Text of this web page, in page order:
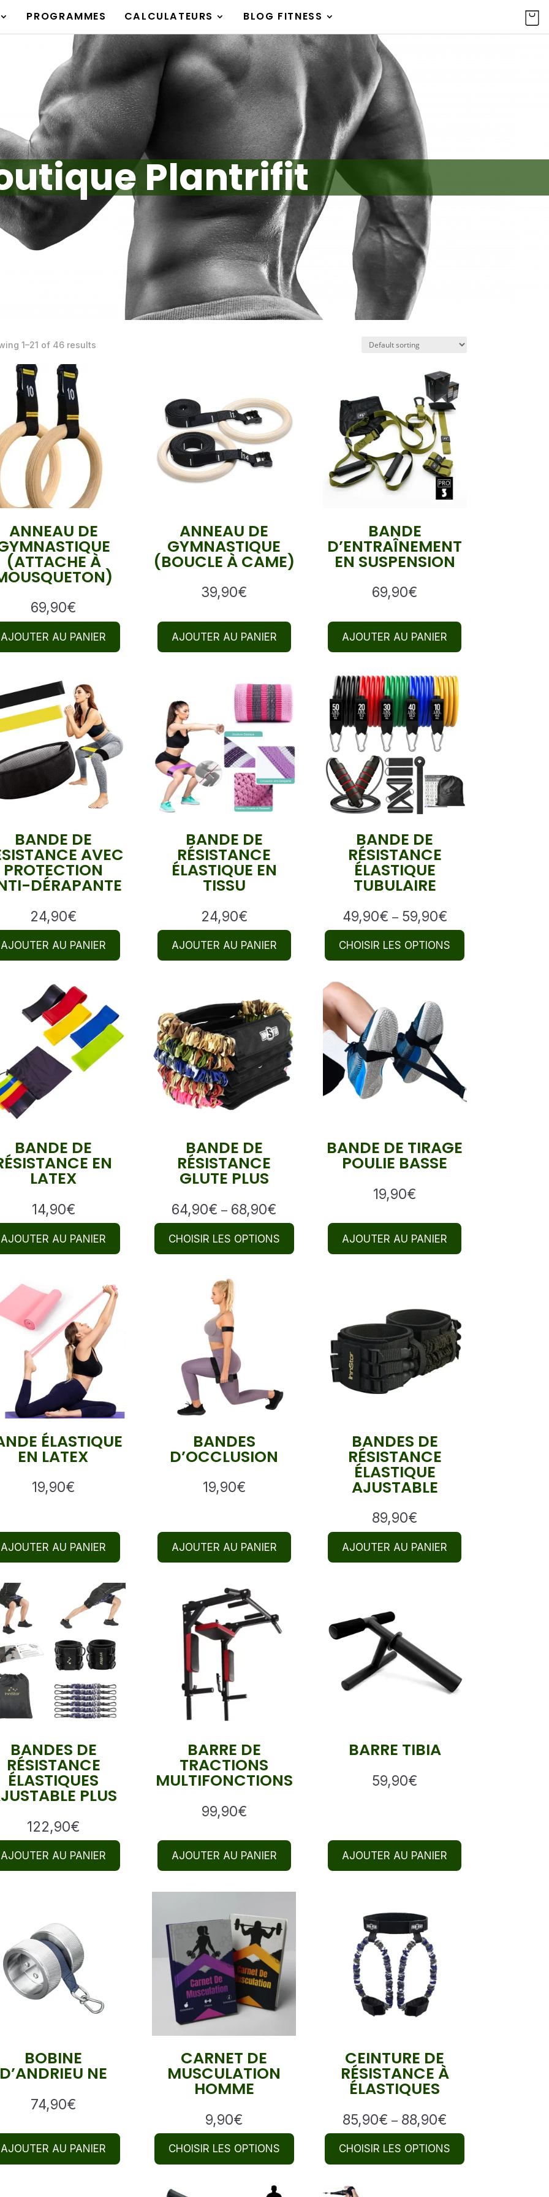
PROGRAMMES CALCULATEURS BLOG FITNESS
Plantrifit
1–21 of 46 results
ANNEAU DE
(ATTACHE À
69,90€
AJOUTER AU PANIER
ANNEAU DE
GYMNASTIQUE
(BOUCLE À CAME)
39,90€
AJOUTER AU PANIER
BANDE
D’ENTRAÎNEMENT
EN SUSPENSION
69,90€
AJOUTER AU PANIER
BANDE DE
AVEC
PROTECTION
DÉRAPANTE
24,90€
AJOUTER AU PANIER
BANDE DE
RÉSISTANCE
ÉLASTIQUE EN
TISSU
24,90€
AJOUTER AU PANIER
BANDE DE
RÉSISTANCE
ÉLASTIQUE
TUBULAIRE
49,90€ – 59,90€Price
range:
49,90€
through
CHOISIR LES OPTIONS
BANDE DE
EN
LATEX
14,90€
AJOUTER AU PANIER
BANDE DE
RÉSISTANCE
GLUTE PLUS
64,90€ – 68,90€
range:
64,90€
through
CHOISIR LES OPTIONS
BANDE DE TIRAGE
POULIE BASSE
19,90€
AJOUTER AU PANIER
ÉLASTIQUE
EN LATEX
19,90€
AJOUTER AU PANIER
BANDES
D’OCCLUSION
19,90€
AJOUTER AU PANIER
BANDES DE
RÉSISTANCE
ÉLASTIQUE
AJUSTABLE
89,90€
AJOUTER AU PANIER
BANDES DE
RÉSISTANCE
ÉLASTIQUES
PLUS
122,90€
AJOUTER AU PANIER
BARRE DE
TRACTIONS
MULTIFONCTIONS
99,90€
AJOUTER AU PANIER
BARRE TIBIA
59,90€
AJOUTER AU PANIER
BOBINE
D’ANDRIEU NE
74,90€
AJOUTER AU PANIER
CARNET DE
MUSCULATION
HOMME
9,90€
CHOISIR LES OPTIONS
CEINTURE DE
RÉSISTANCE À
ÉLASTIQUES
85,90€ – 88,90€
range:
85,90€
through
CHOISIR LES OPTIONS